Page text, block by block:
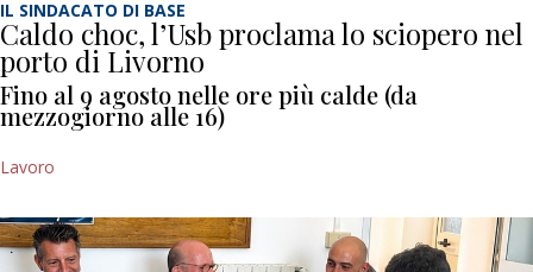
IL SINDACATO DI BASE
Caldo choc, l’Usb proclama lo sciopero nel
porto di Livorno
Fino al 9 agosto nelle ore più calde (da
mezzogiorno alle 16)
Lavoro